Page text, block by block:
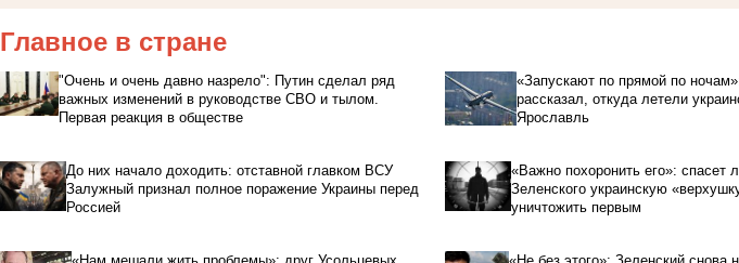
Главное в стране
"Очень и очень давно назрело": Путин сделал ряд
важных изменений в руководстве СВО и тылом.
Первая реакция в обществе
«Запускают по прямой по
рассказал, откуда летели
Ярославль
До них начало доходить: отставной главком ВСУ
Залужный признал полное поражение Украины перед
Россией
«Важно похоронить его»: спасет
Зеленского украинскую
уничтожить первым